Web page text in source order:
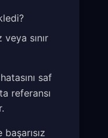
sınır
hatasını saf
referansı